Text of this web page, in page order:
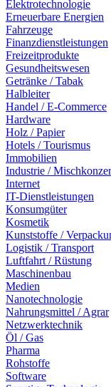
Elektrotechnologie
Erneuerbare Energien
Fahrzeuge
Finanzdienstleistungen
Freizeitprodukte
Gesundheitswesen
Getränke / Tabak
Halbleiter
Handel / E-Commerce
Hardware
Holz / Papier
Hotels / Tourismus
Immobilien
Industrie /
Internet
IT-Dienstleistungen
Konsumgüter
Kosmetik
Kunststoffe /
Logistik / Transport
Luftfahrt / Rüstung
Maschinenbau
Medien
Nanotechnologie
Nahrungsmittel / Agrar
Netzwerktechnik
Öl / Gas
Pharma
Rohstoffe
Software